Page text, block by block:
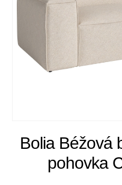
Bolia Béžová
pohovka